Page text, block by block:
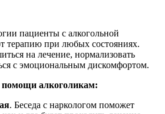
пациенты с алкогольной
терапию при любых состояниях.
на лечение, нормализовать
с эмоциональным дискомфортом.
алкоголикам:
. Беседа с наркологом поможет